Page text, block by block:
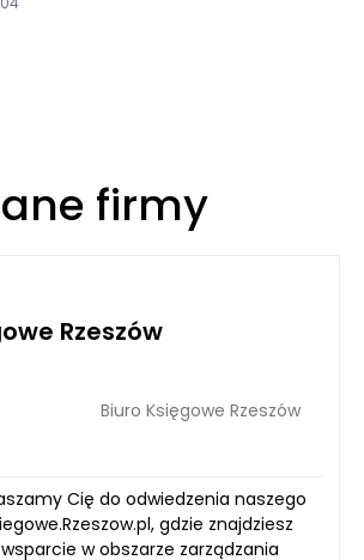
firmy
Rzeszów
Biuro Księgowe Rzeszów
Cię do odwiedzenia naszego
gdzie znajdziesz
w obszarze zarządzania